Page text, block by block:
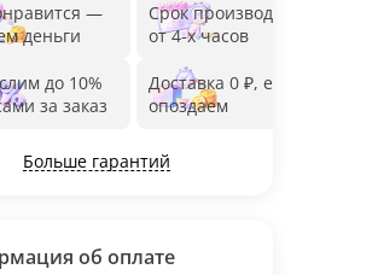
—
деньги
до 10%
за заказ
Срок производства
от 4-х часов
Доставка 0 ₽, если
опоздаем
Больше гарантий
об оплате